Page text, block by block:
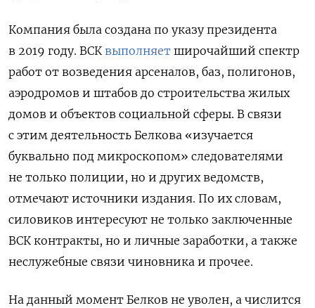
Компания была создана по указу президента
в 2019 году. ВСК выполняет широчайший спектр
работ от возведения арсеналов, баз, полигонов,
аэродромов и штабов до строительства жилых
домов и объектов социальной сферы. В связи
с этим деятельность Белкова «изучается
буквально под микроскопом» следователями
не только полиции, но и других ведомств,
отмечают источники издания. По их словам,
силовиков интересуют не только заключенные
ВСК контракты, но и личные заработки, а также
неслужебные связи чиновника и прочее.
На данный момент Белков не уволен, а числится